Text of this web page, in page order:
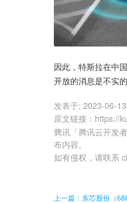
因此，特斯拉在中
开放的消息是不实
发表于: 2023-06-13
原文链接 ： https://
腾讯「腾讯云开发
布内容。
如有侵权，请联系
上一篇：东芯股份（